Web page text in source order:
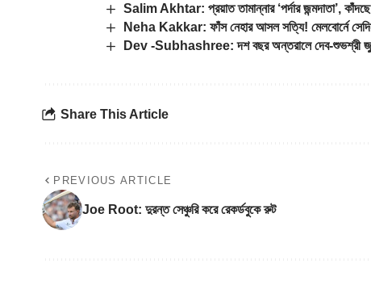
Salim Akhtar: প্রয়াত তামান্নার ‘পর্দার জন্মদাতা’,
Neha Kakkar: ফাঁস নেহার আসল সত্যি! মেলবোর্নে
Dev -Subhashree: দশ বছর অন্তরালে দেব-শুভশ্রী
Share This Article
PREVIOUS ARTICLE
Joe Root: দুরন্ত সেঞ্চুরি করে রেকর্ডবুকে রুট